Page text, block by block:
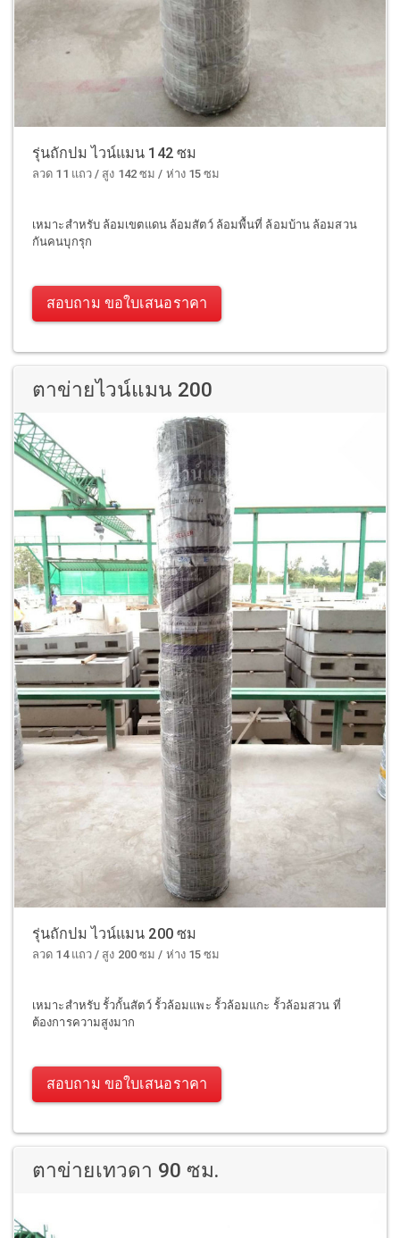
รุ่นถักปม ไวน์แมน 142 ซม
ลวด 11 แถว / สูง 142 ซม / ห่าง 15 ซม
เหมาะสำหรับ ล้อมเขตแดน ล้อมสัตว์ ล้อมพื้นที่ ล้อมบ้าน ล้อมสวน
กันคนบุกรุก
สอบถาม ขอใบเสนอราคา
ตาข่ายไวน์แมน 200
รุ่นถักปม ไวน์แมน 200 ซม
ลวด 14 แถว / สูง 200 ซม / ห่าง 15 ซม
เหมาะสำหรับ รั้วกั้นสัตว์ รั้วล้อมแพะ รั้วล้อมแกะ รั้วล้อมสวน ที่
ต้องการความสูงมาก
สอบถาม ขอใบเสนอราคา
ตาข่ายเทวดา 90 ซม.